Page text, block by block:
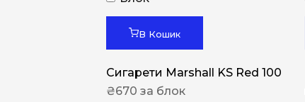
В Кошик
Сигарети Marshall KS Red 100
₴670 за блок